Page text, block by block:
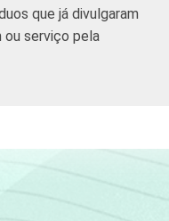
SM 15 85
que já divulgaram
ou serviço pela